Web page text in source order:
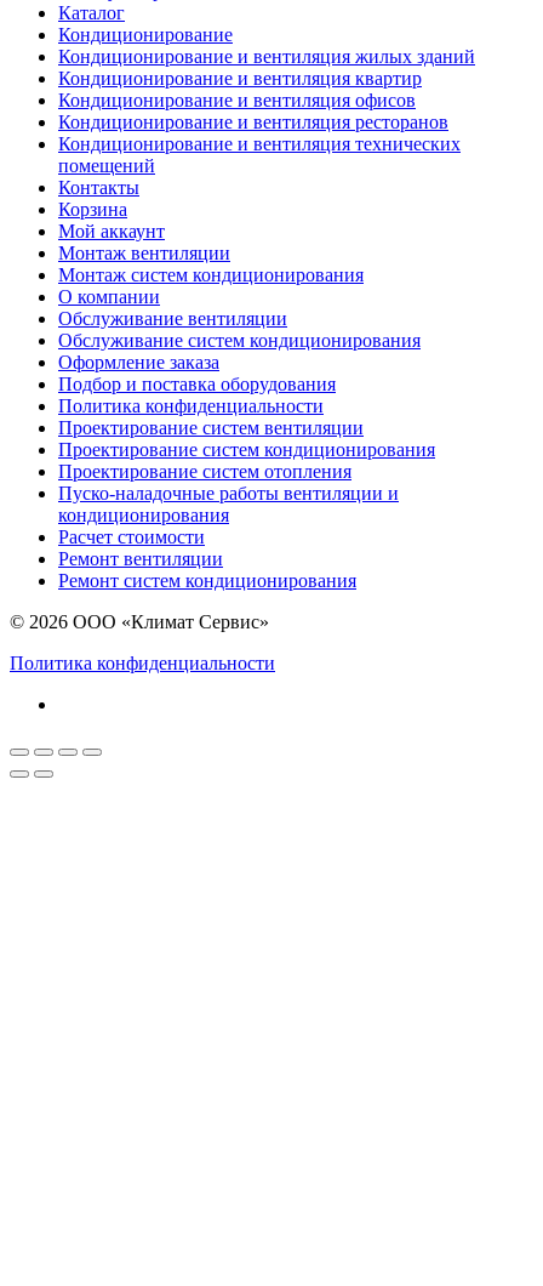
Каталог
Кондиционирование
Кондиционирование и вентиляция жилых зданий
Кондиционирование и вентиляция квартир
Кондиционирование и вентиляция офисов
Кондиционирование и вентиляция ресторанов
Кондиционирование и вентиляция технических
помещений
Контакты
Корзина
Мой аккаунт
Монтаж вентиляции
Монтаж систем кондиционирования
О компании
Обслуживание вентиляции
Обслуживание систем кондиционирования
Оформление заказа
Подбор и поставка оборудования
Политика конфиденциальности
Проектирование систем вентиляции
Проектирование систем кондиционирования
Проектирование систем отопления
Пуско-наладочные работы вентиляции и
кондиционирования
Расчет стоимости
Ремонт вентиляции
Ремонт систем кондиционирования
© 2026 ООО «Климат Сервис»
Политика конфиденциальности